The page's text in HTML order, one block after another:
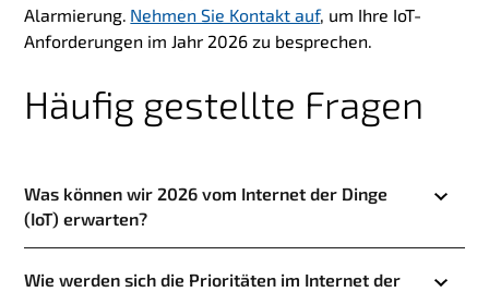
Alarmierung. Nehmen Sie Kontakt auf, um Ihre IoT-
Anforderungen im Jahr 2026 zu besprechen.
Häufig gestellte Fragen
Was können wir 2026 vom Internet der Dinge
(IoT) erwarten?
Wie werden sich die Prioritäten im Internet der